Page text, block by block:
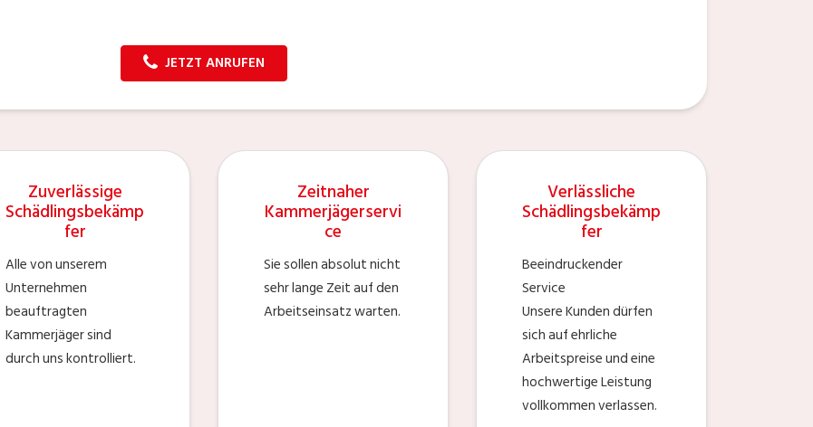
JETZT ANRUFEN
Zuverlässige
Schädlingsbekämp
fer
Alle von unserem
Unternehmen
beauftragten
Kammerjäger sind
durch uns kontrolliert.
Zeitnaher
Kammerjägerservi
ce
Sie sollen absolut nicht
sehr lange Zeit auf den
Arbeitseinsatz warten.
Verlässliche
Schädlingsbekämp
fer
Beeindruckender
Service
Unsere Kunden dürfen
sich auf ehrliche
Arbeitspreise und eine
hochwertige Leistung
vollkommen verlassen.